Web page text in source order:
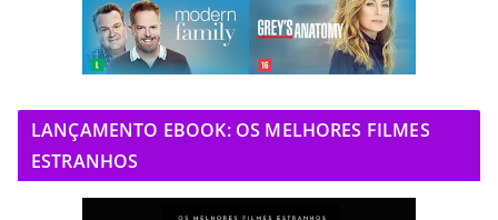
LANÇAMENTO EBOOK: OS MELHORES FILMES
ESTRANHOS